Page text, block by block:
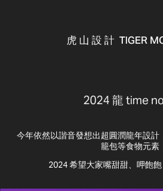
虎 山 設 計  TIGER
2024 龍 time
今年依然以諧音發想出超圓潤龍年設
籠包等食物元素
2024 希望大家嘴甜甜、呷飽飽